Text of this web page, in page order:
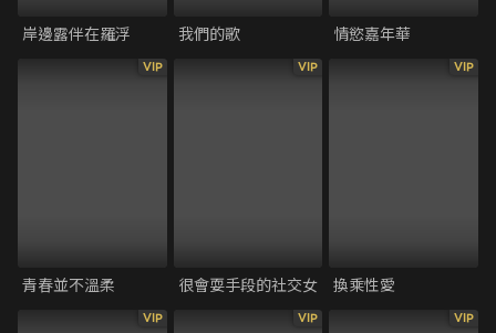
岸邊露伴在羅浮 我們的歌 情慾嘉年華
VIP
青春並不溫柔
VIP
很會耍手段的社交女
VIP
換乘性愛
VIP VIP VIP